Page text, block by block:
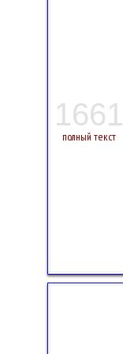
1661
полный текст